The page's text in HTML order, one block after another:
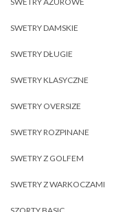
SWETRY DAMSKIE
SWETRY DŁUGIE
SWETRY KLASYCZNE
SWETRY OVERSIZE
SWETRY ROZPINANE
SWETRY Z GOLFEM
SWETRY Z WARKOCZAMI